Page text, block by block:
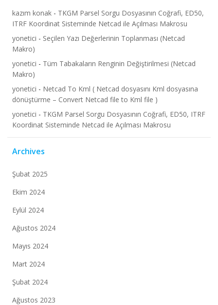
kazım konak - TKGM Parsel Sorgu Dosyasının Coğrafi, ED50,
ITRF Koordinat Sisteminde Netcad ile Açılması Makrosu
yonetici - Seçilen Yazı Değerlerinin Toplanması (Netcad
Makro)
yonetici - Tüm Tabakaların Renginin Değiştirilmesi (Netcad
Makro)
yonetici - Netcad To Kml ( Netcad dosyasını Kml dosyasına
dönüştürme – Convert Netcad file to Kml file )
yonetici - TKGM Parsel Sorgu Dosyasının Coğrafi, ED50, ITRF
Koordinat Sisteminde Netcad ile Açılması Makrosu
Archives
Şubat 2025
Ekim 2024
Eylül 2024
Ağustos 2024
Mayıs 2024
Mart 2024
Şubat 2024
Ağustos 2023